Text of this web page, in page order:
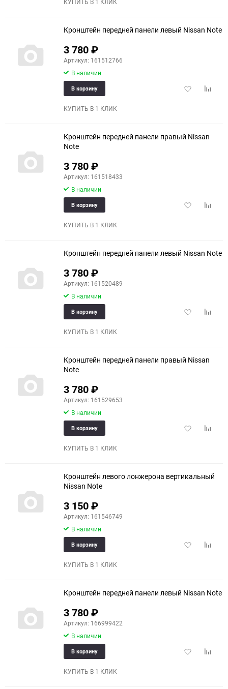
Кронштейн передней панели левый Nissan Note
3 780₽
Артикул: 161512766
В наличии
Добавить
В корзину
КУПИТЬ В 1 КЛИК
Кронштейн передней панели правый Nissan
Note
3 780₽
Артикул: 161518433
В наличии
Добавить
В корзину
КУПИТЬ В 1 КЛИК
Кронштейн передней панели левый Nissan Note
3 780₽
Артикул: 161520489
В наличии
Добавить
В корзину
КУПИТЬ В 1 КЛИК
Кронштейн передней панели правый Nissan
Note
3 780₽
Артикул: 161529653
В наличии
Добавить
В корзину
КУПИТЬ В 1 КЛИК
Кронштейн левого лонжерона вертикальный
Nissan Note
3 150₽
Артикул: 161546749
В наличии
Добавить
В корзину
КУПИТЬ В 1 КЛИК
Кронштейн передней панели левый Nissan Note
3 780₽
Артикул: 166999422
В наличии
Добавить
В корзину
КУПИТЬ В 1 КЛИК